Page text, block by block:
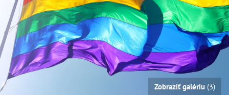
Zobraziť galériu (3)